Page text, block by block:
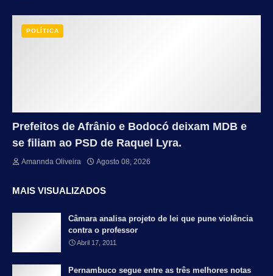
POLÍTICA
Prefeitos de Afrânio e Bodocó deixam MDB e
se filiam ao PSD de Raquel Lyra.
Amannda Oliveira Agosto 08, 2026
MAIS VISUALIZADOS
Câmara analisa projeto de lei que pune violência
contra o professor
Abril 17, 2011
Pernambuco segue entre as três melhores notas